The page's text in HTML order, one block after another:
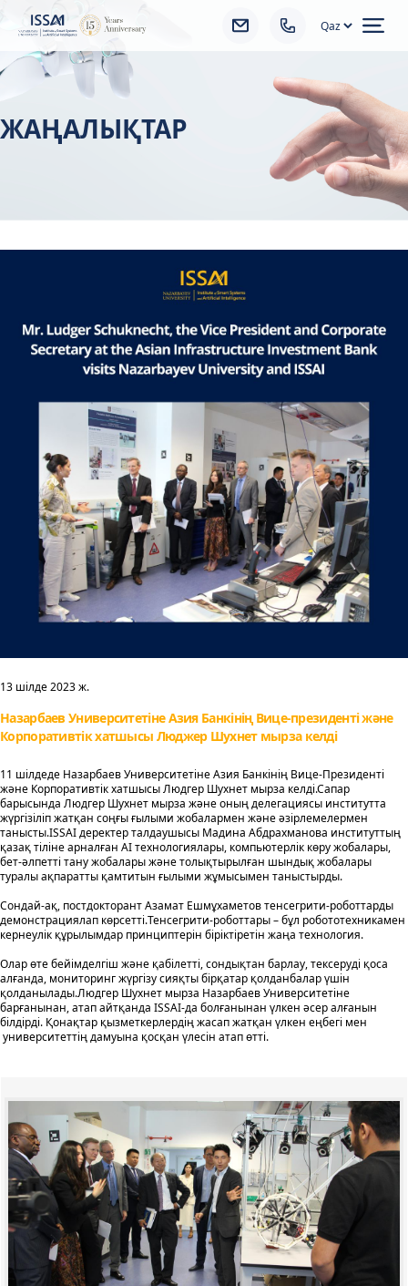
ЖАҢАЛЫҚТАР
13 шілде 2023 ж.
Назарбаев Университетіне Азия Банкінің Вице-президенті және
Корпоративтік хатшысы Люджер Шухнет мырза келді
11 шілдеде Назарбаев Университетіне Азия Банкінің Вице-Президенті
және Корпоративтік хатшысы Людгер Шухнет мырза келді.Сапар
барысында Людгер Шухнет мырза және оның делегациясы институтта
жүргізіліп жатқан соңғы ғылыми жобалармен және әзірлемелермен
танысты.ISSAI деректер талдаушысы Мадина Абдрахманова институттың
қазақ тіліне арналған AI технологиялары, компьютерлік көру жобалары,
бет-әлпетті тану жобалары және толықтырылған шындық жобалары
туралы ақпаратты қамтитын ғылыми жұмысымен таныстырды.
Сондай-ақ, постдокторант Азамат Ешмұхаметов тенсегрити-роботтарды
демонстрациялап көрсетті.Teнсегрити-роботтары – бұл робототехникамен
кернеулік құрылымдар принциптерін біріктіретін жаңа технология.
Олар өте бейімделгіш және қабілетті, сондықтан барлау, тексеруді қоса
алғанда, мониторинг жүргізу сияқты бірқатар қолданбалар үшін
қолданылады.Людгер Шухнет мырза Назарбаев Университетіне
барғанынан, атап айтқанда ISSAI-да болғанынан үлкен әсер алғанын
білдірді. Қонақтар қызметкерлердің жасап жатқан үлкен еңбегі мен
университеттің дамуына қосқан үлесін атап өтті.